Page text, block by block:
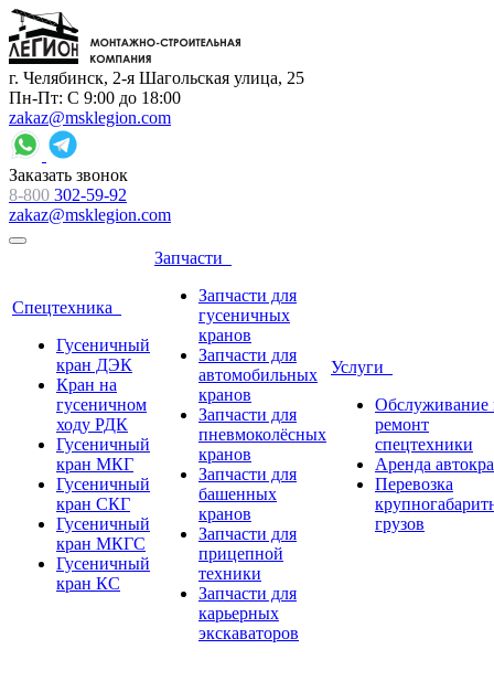
г. Челябинск, 2-я Шагольская улица, 25
Пн-Пт: С 9:00 до 18:00
zakaz@msklegion.com
Заказать звонок
8-800 302-59-92
zakaz@msklegion.com
Спецтехника
Гусеничный
кран ДЭК
Кран на
гусеничном
ходу РДК
Гусеничный
кран МКГ
Гусеничный
кран СКГ
Гусеничный
кран МКГС
Гусеничный
кран КС
Запчасти
Запчасти для
гусеничных
кранов
Запчасти для
автомобильных
кранов
Запчасти для
пневмоколёсных
кранов
Запчасти для
башенных
кранов
Запчасти для
прицепной
техники
Запчасти для
карьерных
экскаваторов
Услуги
Обслуживание
ремонт
спецтехники
Аренда
Перевозка
грузов